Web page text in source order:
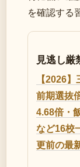
を確認する
見逃し厳
【2026
前期選抜
4.68倍・
など16校
更前の最